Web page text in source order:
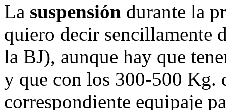
La suspensión durante la
quiero decir sencillamente
la BJ), aunque hay que
y que con los 300-500 Kg.
correspondiente equipaje